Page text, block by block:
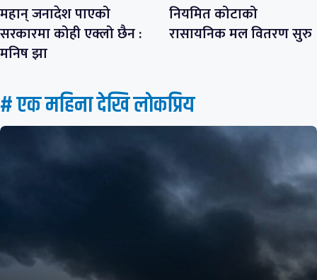
महान् जनादेश पाएको
सरकारमा कोही एक्लो छैन :
मनिष झा
नियमित कोटाको
रासायनिक मल वितरण सुरु
# एक महिना देखि लाेकप्रिय